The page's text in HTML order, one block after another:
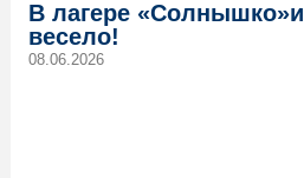
В лагере
весело!
08.06.2026